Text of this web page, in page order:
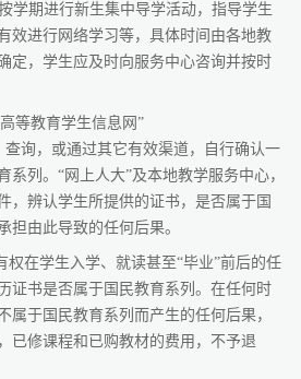
学期进行新生集中导学活动，指导学生
效进行网络学习等，具体时间由各地教
定，学生应及时向服务中心咨询并按时
等教育学生信息网”
查询，或通过其它有效渠道，自行确认一
系列。“网上人大”及本地教学服务中心，
，辨认学生所提供的证书，是否属于国
担由此导致的任何后果。
权在学生入学、就读甚至“毕业”前后的任
证书是否属于国民教育系列。在任何时
属于国民教育系列而产生的任何后果，
已修课程和已购教材的费用，不予退